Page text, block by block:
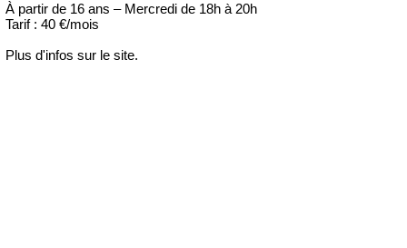
À partir de 16 ans – Mercredi de 18h à 20h
Tarif : 40 €/mois
Plus d'infos sur le site.